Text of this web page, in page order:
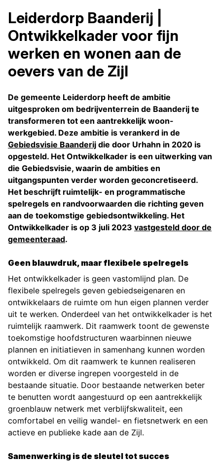
Leiderdorp Baanderij |
Ontwikkelkader voor fijn
werken en wonen aan de
oevers van de Zijl
De gemeente Leiderdorp heeft de ambitie
uitgesproken om bedrijventerrein de Baanderij te
transformeren tot een aantrekkelijk woon-
werkgebied. Deze ambitie is verankerd in de
Gebiedsvisie Baanderij die door Urhahn in 2020 is
opgesteld. Het Ontwikkelkader is een uitwerking van
die Gebiedsvisie, waarin de ambities en
uitgangspunten verder worden geconcretiseerd.
Het beschrijft ruimtelijk- en programmatische
spelregels en randvoorwaarden die richting geven
aan de toekomstige gebiedsontwikkeling. Het
Ontwikkelkader is op 3 juli 2023 vastgesteld door de
gemeenteraad.
Geen blauwdruk, maar flexibele spelregels
Het ontwikkelkader is geen vastomlijnd plan. De
flexibele spelregels geven gebiedseigenaren en
ontwikkelaars de ruimte om hun eigen plannen verder
uit te werken. Onderdeel van het ontwikkelkader is het
ruimtelijk raamwerk. Dit raamwerk toont de gewenste
toekomstige hoofdstructuren waarbinnen nieuwe
plannen en initiatieven in samenhang kunnen worden
ontwikkeld. Om dit raamwerk te kunnen realiseren
worden er diverse ingrepen voorgesteld in de
bestaande situatie. Door bestaande netwerken beter
te benutten wordt aangestuurd op een aantrekkelijk
groenblauw netwerk met verblijfskwaliteit, een
comfortabel en veilig wandel- en fietsnetwerk en een
actieve en publieke kade aan de Zijl.
Samenwerking is de sleutel tot succes